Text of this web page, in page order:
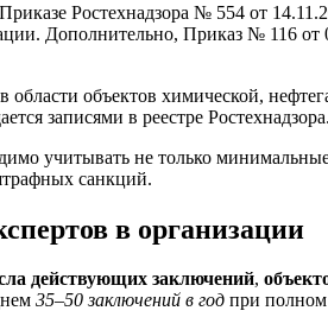
Ростехнадзора № 554 от
Дополнительно, Приказ № 116
объектов химической,
записями в реестре
учитывать не только
санкций.
в организации
действующих заключений,
35–50 заключений в год при